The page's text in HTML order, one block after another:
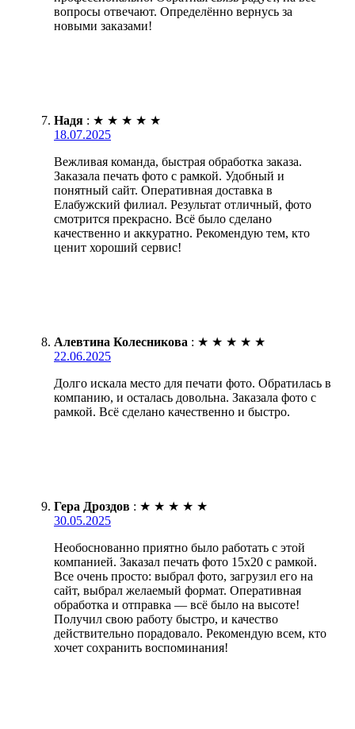
вопросы отвечают. Определённо вернусь за
новыми заказами!
Надя : ★ ★ ★ ★ ★
18.07.2025
Вежливая команда, быстрая обработка заказа.
Заказала печать фото с рамкой. Удобный и
понятный сайт. Оперативная доставка в
Елабужский филиал. Результат отличный, фото
смотрится прекрасно. Всё было сделано
качественно и аккуратно. Рекомендую тем, кто
ценит хороший сервис!
Алевтина Колесникова : ★ ★ ★ ★ ★
22.06.2025
Долго искала место для печати фото. Обратилась в
компанию, и осталась довольна. Заказала фото с
рамкой. Всё сделано качественно и быстро.
Гера Дроздов : ★ ★ ★ ★ ★
30.05.2025
Необоснованно приятно было работать с этой
компанией. Заказал печать фото 15х20 с рамкой.
Все очень просто: выбрал фото, загрузил его на
сайт, выбрал желаемый формат. Оперативная
обработка и отправка — всё было на высоте!
Получил свою работу быстро, и качество
действительно порадовало. Рекомендую всем, кто
хочет сохранить воспоминания!